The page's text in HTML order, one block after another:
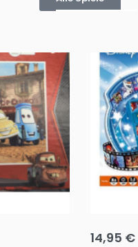
14,95 €